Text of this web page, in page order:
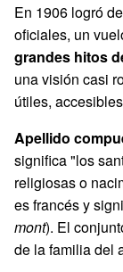
En 1906 logró
oficiales, un
grandes hitos
una visión casi
útiles,
Apellido
significa "los
religiosas o
es francés y
mont). El
de la familia del